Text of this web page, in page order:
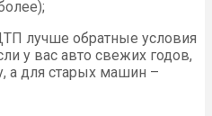
лучше обратные условия
у вас авто свежих годов,
а для старых машин –